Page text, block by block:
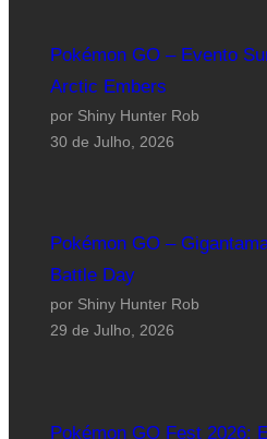
Pokémon GO – Evento
Arctic Embers
por Shiny Hunter Rob
30 de Julho, 2026
Pokémon GO –
Battle Day
por Shiny Hunter Rob
29 de Julho, 2026
Pokémon GO Fest 2026: